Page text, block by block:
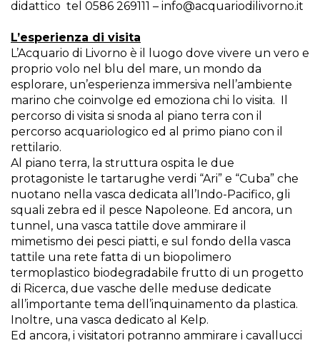
didattico tel 0586 269111 – info@acquariodilivorno.it
L’esperienza di visita
L’Acquario di Livorno è il luogo dove vivere un vero e
proprio volo nel blu del mare, un mondo da
esplorare, un’esperienza immersiva nell’ambiente
marino che coinvolge ed emoziona chi lo visita. Il
percorso di visita si snoda al piano terra con il
percorso acquariologico ed al primo piano con il
rettilario.
Al piano terra, la struttura ospita le due
protagoniste le tartarughe verdi “Ari” e “Cuba” che
nuotano nella vasca dedicata all’Indo-Pacifico, gli
squali zebra ed il pesce Napoleone. Ed ancora, un
tunnel, una vasca tattile dove ammirare il
mimetismo dei pesci piatti, e sul fondo della vasca
tattile una rete fatta di un biopolimero
termoplastico biodegradabile frutto di un progetto
di Ricerca, due vasche delle meduse dedicate
all’importante tema dell’inquinamento da plastica.
Inoltre, una vasca dedicato al Kelp.
Ed ancora, i visitatori potranno ammirare i cavallucci